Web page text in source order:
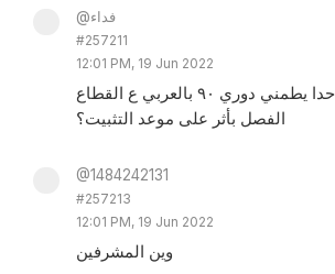
@فداء
#257211
12:01 PM, 19 Jun 2022
حدا يطمني دوري ٩٠ بالعربي ع القطاع
الفصل بأثر على موعد التثبيت؟
@1484242131
#257213
12:01 PM, 19 Jun 2022
وين المشرفين